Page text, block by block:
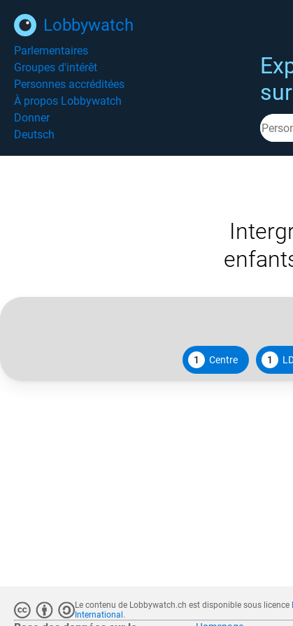
Lobbywatch
Parlementaires
Groupes d'intérêt
Personnes accréditées
À propos Lobbywatch
Donner
Deutsch
1 Centre 1
Le contenu de Lobbywatch.ch est disponible sous licence
International .